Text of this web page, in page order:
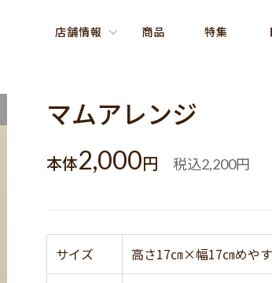
店舗情報 商品 特集
マムアレンジ
本体2,000円 税込2,200円
サイズ 高さ17㎝×幅17㎝めやす